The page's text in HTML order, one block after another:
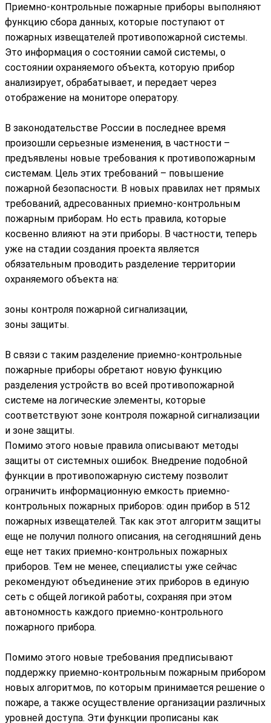
Приемно-контрольные пожарные приборы выполняют
функцию сбора данных, которые поступают от
пожарных извещателей противопожарной системы.
Это информация о состоянии самой системы, о
состоянии охраняемого объекта, которую прибор
анализирует, обрабатывает, и передает через
отображение на мониторе оператору.
В законодательстве России в последнее время
произошли серьезные изменения, в частности –
предъявлены новые требования к противопожарным
системам. Цель этих требований – повышение
пожарной безопасности. В новых правилах нет прямых
требований, адресованных приемно-контрольным
пожарным приборам. Но есть правила, которые
косвенно влияют на эти приборы. В частности, теперь
уже на стадии создания проекта является
обязательным проводить разделение территории
охраняемого объекта на:
зоны контроля пожарной сигнализации,
зоны защиты.
В связи с таким разделение приемно-контрольные
пожарные приборы обретают новую функцию
разделения устройств во всей противопожарной
системе на логические элементы, которые
соответствуют зоне контроля пожарной сигнализации
и зоне защиты.
Помимо этого новые правила описывают методы
защиты от системных ошибок. Внедрение подобной
функции в противопожарную систему позволит
ограничить информационную емкость приемно-
контрольных пожарных приборов: один прибор в 512
пожарных извещателей. Так как этот алгоритм защиты
еще не получил полного описания, на сегодняшний день
еще нет таких приемно-контрольных пожарных
приборов. Тем не менее, специалисты уже сейчас
рекомендуют объединение этих приборов в единую
сеть с общей логикой работы, сохраняя при этом
автономность каждого приемно-контрольного
пожарного прибора.
Помимо этого новые требования предписывают
поддержку приемно-контрольным пожарным прибором
новых алгоритмов, по которым принимается решение о
пожаре, а также осуществление организации различных
уровней доступа. Эти функции прописаны как